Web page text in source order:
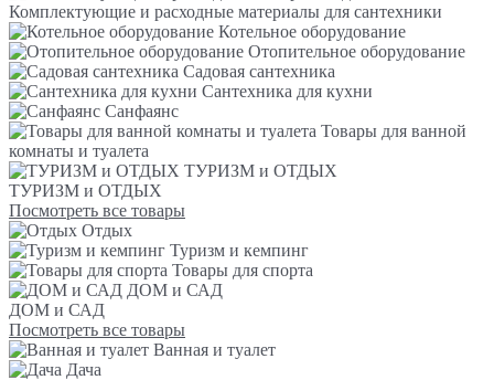
Комплектующие и расходные материалы для сантехники
Котельное оборудование
Отопительное оборудование
Садовая сантехника
Сантехника для кухни
Санфаянс
Товары для ванной
комнаты и туалета
ТУРИЗМ и ОТДЫХ
ТУРИЗМ и ОТДЫХ
Посмотреть все товары
Отдых
Туризм и кемпинг
Товары для спорта
ДОМ и САД
ДОМ и САД
Посмотреть все товары
Ванная и туалет
Дача